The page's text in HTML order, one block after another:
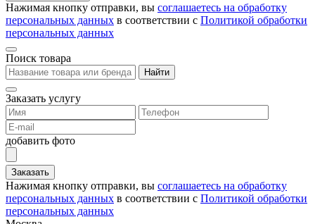
Нажимая кнопку отправки, вы соглашаетесь на обработку
персональных данных в соответствии с Политикой обработки
персональных данных
Поиск товара
Найти
Заказать услугу
добавить фото
Заказать
Нажимая кнопку отправки, вы соглашаетесь на обработку
персональных данных в соответствии с Политикой обработки
персональных данных